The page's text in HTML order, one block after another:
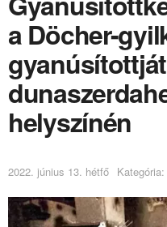
a Döcher-
helyszínén
2022. június 13. hétfő Kategória: